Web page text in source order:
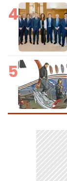
4
5